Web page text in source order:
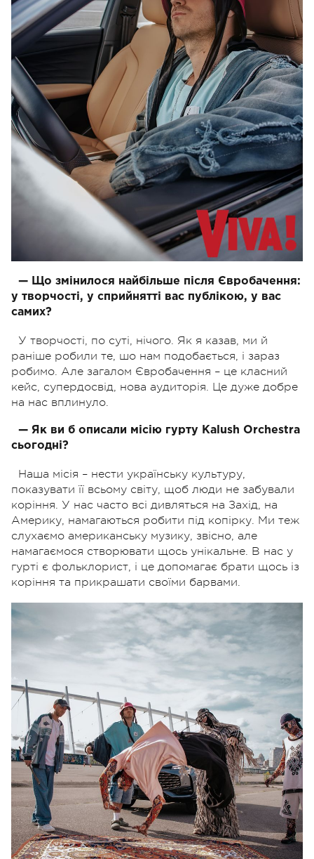
— Що змінилося найбільше після Євробачення:
у творчості, у сприйнятті вас публікою, у вас
самих?
У творчості, по суті, нічого. Як я казав, ми й
раніше робили те, шо нам подобається, і зараз
робимо. Але загалом Євробачення – це класний
кейс, супердосвід, нова аудиторія. Це дуже добре
на нас вплинуло.
— Як ви б описали місію гурту Kalush Orchestra
сьогодні?
Наша місія – нести українську культуру,
показувати її всьому світу, щоб люди не забували
коріння. У нас часто всі дивляться на Захід, на
Америку, намагаються робити під копірку. Ми теж
слухаємо американську музику, звісно, але
намагаємося створювати щось унікальне. В нас у
гурті є фольклорист, і це допомагає брати щось із
коріння та прикрашати своїми барвами.